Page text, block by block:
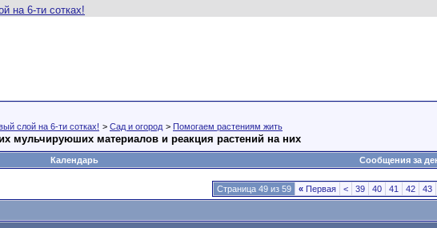
слой на 6-ти сотках! > Сад и огород > Помогаем растениям жить
мульчируюших материалов и реакция растений на них
Календарь Сообщения за
Страница 49 из 59 « Первая < 39 40 41 42 43